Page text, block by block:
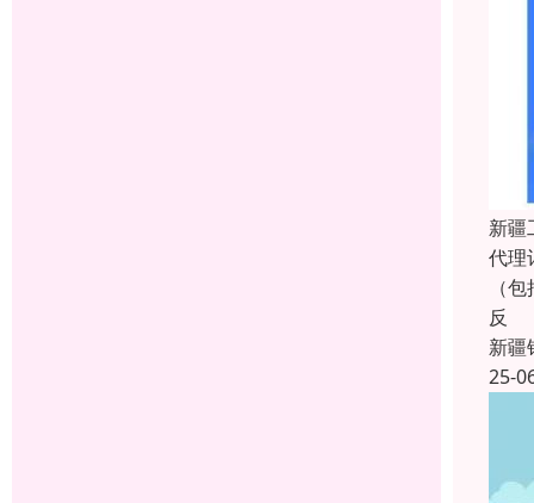
新疆
代理
（
反
新疆
25-